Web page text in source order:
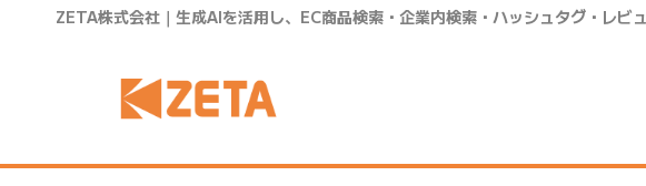
ZETA株式会社｜生成AIを活用し、EC商品検索・企業内検索・ハッシュタグ・レ